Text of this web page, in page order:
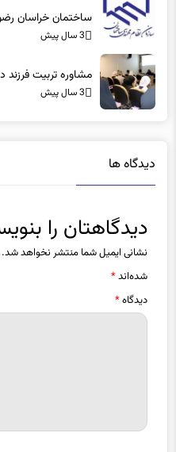
3 سال پیش
3 سال پیش
نشانی ایمیل شما منتشر نخواهد شد.
شده‌اند*
دیدگاه*